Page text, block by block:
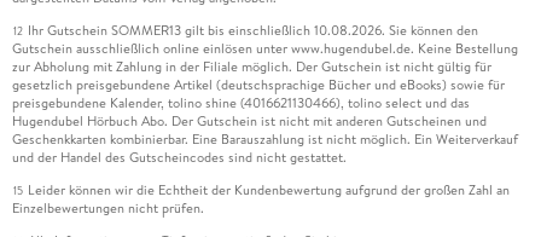
12 Ihr Gutschein SOMMER13 gilt bis einschließlich 10.08.2026. Sie können den
Gutschein ausschließlich online einlösen unter www.hugendubel.de. Keine Bestellung
zur Abholung mit Zahlung in der Filiale möglich. Der Gutschein ist nicht gültig für
gesetzlich preisgebundene Artikel (deutschsprachige Bücher und eBooks) sowie für
preisgebundene Kalender, tolino shine (4016621130466), tolino select und das
Hugendubel Hörbuch Abo. Der Gutschein ist nicht mit anderen Gutscheinen und
Geschenkkarten kombinierbar. Eine Barauszahlung ist nicht möglich. Ein Weiterverkauf
und der Handel des Gutscheincodes sind nicht gestattet.
15 Leider können wir die Echtheit der Kundenbewertung aufgrund der großen Zahl an
Einzelbewertungen nicht prüfen.